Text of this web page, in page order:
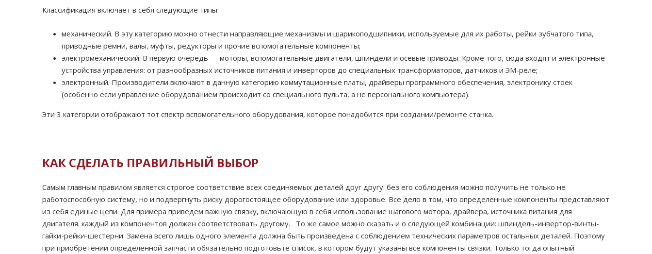
Классификация включает в себя следующие типы:
механический. В эту категорию можно отнести направляющие механизмы и шарикоподшипники, используемые для их работы, рейки зубчатого типа,
приводные ремни, валы, муфты, редукторы и прочие вспомогательные компоненты;
электромеханический. В первую очередь — моторы, вспомогательные двигатели, шпиндели и осевые приводы. Кроме того, сюда входят и электронные
устройства управления: от разнообразных источников питания и инверторов до специальных трансформаторов, датчиков и ЭМ-реле;
электронный. Производители включают в данную категорию коммутационные платы, драйверы программного обеспечения, электронику стоек
(особенно если управление оборудованием происходит со специального пульта, а не персонального компьютера).
Эти 3 категории отображают тот спектр вспомогательного оборудования, которое понадобится при создании/ремонте станка.
КАК СДЕЛАТЬ ПРАВИЛЬНЫЙ ВЫБОР
Самым главным правилом является строгое соответствие всех соединяемых деталей друг другу. без его соблюдения можно получить не только не
работоспособную систему, но и подвергнуть риску дорогостоящее оборудование или здоровье. Все дело в том, что определенные компоненты представляют
из себя единые цепи. Для примера приведем важную связку, включающую в себя использование шагового мотора, драйвера, источника питания для
двигателя. каждый из компонентов должен соответствовать другому. То же самое можно сказать и о следующей комбинации: шпиндель-инвертор-винты-
гайки-рейки-шестерни. Замена всего лишь одного элемента должна быть произведена с соблюдением технических параметров остальных деталей. Поэтому
при приобретении определенной запчасти обязательно подготовьте список, в котором будут указаны все компоненты связки. Только тогда опытный